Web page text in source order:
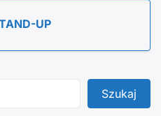
UP
Szukaj